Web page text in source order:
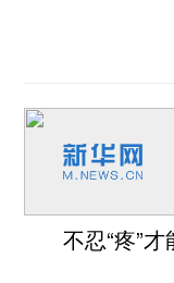
不忍“疼”